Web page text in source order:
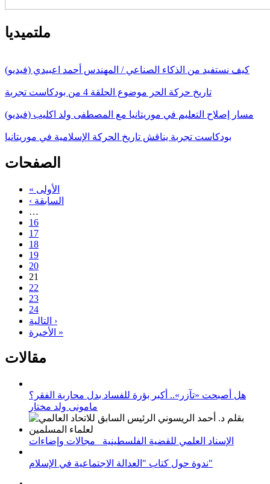
ملتميديا
كيف نستفيد من الذكاء الصناعي / المهندس أحمد اعبيدي (فيديو)
تاريخ حركة الحر موضوع الحلقة 4 من بودكاست تجربة
مسار إصلاح التعليم في موريتانيا مع المصطفى ولد اكليب (فيديو)
بودكاست تجربة يناقش تاريخ الحركة الإسلامية في موريتانيا
الصفحات
« الأولى
‹ السابقة
…
16
17
18
19
20
21
22
23
24
التالية ›
الأخيرة »
مقالات
هل أصبحت «تآزر».. أكبر بؤرة للفساد بدل محاربة الفقر؟
مامونى ولد مختار
الإسناد العلمي للقضية الفلسطينية_ مجالات وإضاءات
ندوة حول كتاب "العدالة الاجتماعية في الإسلام"